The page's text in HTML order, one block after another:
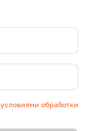
условиями обработки